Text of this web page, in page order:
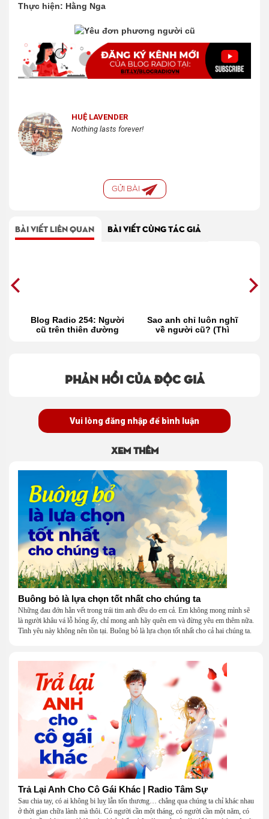
Thực hiện: Hằng Nga
HUỆ LAVENDER
Nothing lasts forever!
GỬI BÀI
BÀI VIẾT LIÊN QUAN BÀI VIẾT CÙNG TÁC GIẢ
Blog Radio 254: Người
cũ trên thiên đường
Sao anh chỉ luôn nghĩ
về người cũ? (Thì
Phản hồi của độc giả
Vui lòng đăng nhập để bình luận
Xem thêm
Buông bỏ là lựa chọn tốt nhất cho chúng ta
Những đau đớn hằn vết trong trái tim anh đều do em cả. Em không mong mình sẽ
là người khâu vá lỗ hỏng ấy, chỉ mong anh hãy quên em và đừng yêu em thêm nữa.
Tình yêu này không nên tồn tại. Buông bỏ là lựa chọn tốt nhất cho cả hai chúng ta.
Trả Lại Anh Cho Cô Gái Khác | Radio Tâm Sự
Sau chia tay, có ai không bi luỵ lẫn tổn thương… chẳng qua chúng ta chỉ khác nhau
ở thời gian chữa lành mà thôi. Có người cần một tháng, có người cần một năm, có